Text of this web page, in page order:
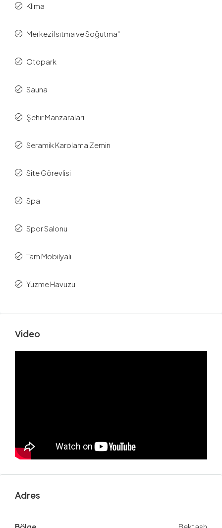
Klima
Merkezi Isıtma ve Soğutma"
Otopark
Sauna
Şehir Manzaraları
Seramik Karolama Zemin
Site Görevlisi
Spa
Spor Salonu
Tam Mobilyalı
Yüzme Havuzu
Video
Adres